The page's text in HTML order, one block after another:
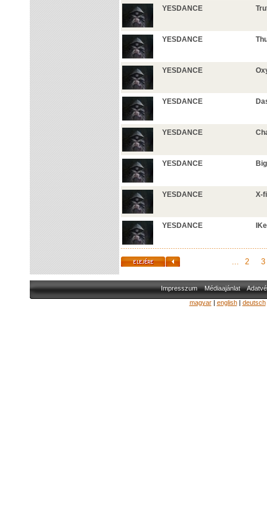
YESDANCE
YESDANCE
YESDANCE
YESDANCE
YESDANCE
YESDANCE
YESDANCE X-
YESDANCE
... 2 3
Impresszum Médiaajánlat
magyar| english| deutsch